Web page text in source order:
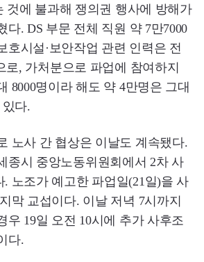
것에 불과해 쟁의권 행사에 방해가
다. DS 부문 전체 직원 약 7만7000
호시설·보안작업 관련 인력은 전
로, 가처분으로 파업에 참여하지
8000명이라 해도 약 4만명은 그대
다.
노사 간 협상은 이날도 계속됐다.
종시 중앙노동위원회에서 2차 사
. 노조가 예고한 파업일(21일)을 사
막 교섭이다. 이날 저녁 7시까지
우 19일 오전 10시에 추가 사후조
다.